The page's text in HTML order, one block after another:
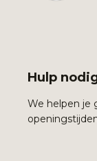
Hulp
We helpen je